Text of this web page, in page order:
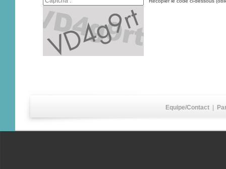
Equipe/Contact